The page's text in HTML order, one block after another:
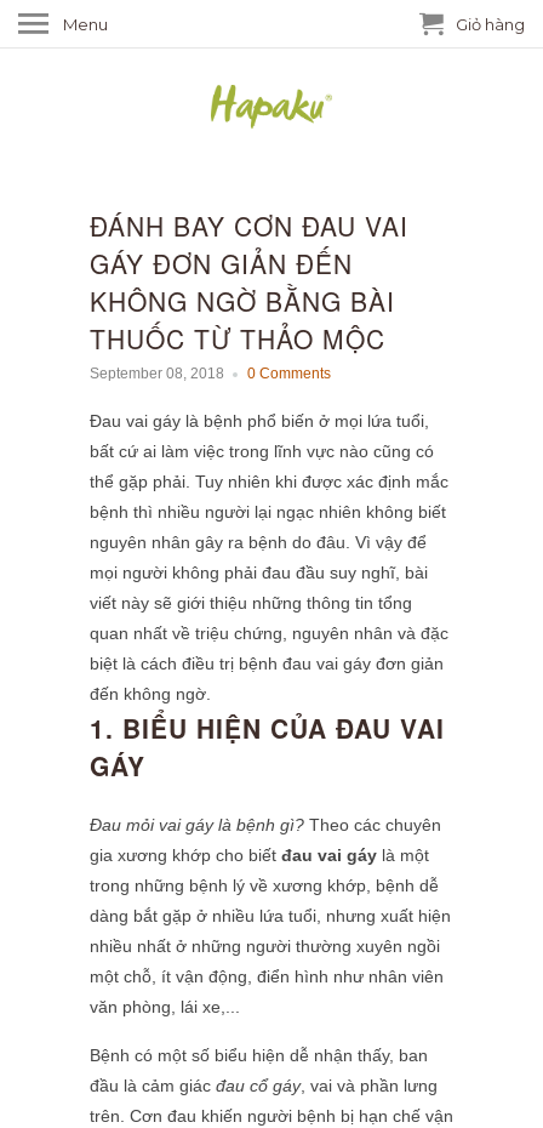
ĐÁNH BAY CƠN ĐAU VAI
GÁY ĐƠN GIẢN ĐẾN
KHÔNG NGỜ BẰNG BÀI
THUỐC TỪ THẢO MỘC
September 08, 2018 0 Comments
Đau vai gáy là bệnh phổ biến ở mọi lứa tuổi,
bất cứ ai làm việc trong lĩnh vực nào cũng có
thể gặp phải. Tuy nhiên khi được xác định mắc
bệnh thì nhiều người lại ngạc nhiên không biết
nguyên nhân gây ra bệnh do đâu. Vì vậy để
mọi người không phải đau đầu suy nghĩ, bài
viết này sẽ giới thiệu những thông tin tổng
quan nhất về triệu chứng, nguyên nhân và đặc
biệt là cách điều trị bệnh đau vai gáy đơn giản
đến không ngờ.
1. BIỂU HIỆN CỦA ĐAU VAI
GÁY
Đau mỏi vai gáy là bệnh gì? Theo các chuyên
gia xương khớp cho biết đau vai gáy là một
trong những bệnh lý về xương khớp, bệnh dễ
dàng bắt gặp ở nhiều lứa tuổi, nhưng xuất hiện
nhiều nhất ở những người thường xuyên ngồi
một chỗ, ít vận động, điển hình như nhân viên
văn phòng, lái xe,...
Bệnh có một số biểu hiện dễ nhận thấy, ban
đầu là cảm giác đau cổ gáy, vai và phần lưng
trên. Cơn đau khiến người bệnh bị hạn chế vận
Menu Giỏ hàng